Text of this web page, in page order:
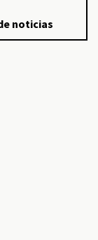
noticias